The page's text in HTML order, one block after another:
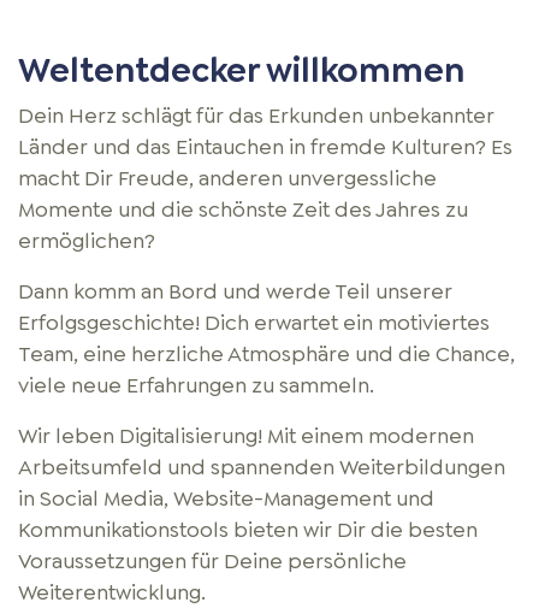
Weltentdecker willkommen
Dein Herz schlägt für das Erkunden unbekannter
Länder und das Eintauchen in fremde Kulturen? Es
macht Dir Freude, anderen unvergessliche
Momente und die schönste Zeit des Jahres zu
ermöglichen?
Dann komm an Bord und werde Teil unserer
Erfolgsgeschichte! Dich erwartet ein motiviertes
Team, eine herzliche Atmosphäre und die Chance,
viele neue Erfahrungen zu sammeln.
Wir leben Digitalisierung! Mit einem modernen
Arbeitsumfeld und spannenden Weiterbildungen
in Social Media, Website-Management und
Kommunikationstools bieten wir Dir die besten
Voraussetzungen für Deine persönliche
Weiterentwicklung.